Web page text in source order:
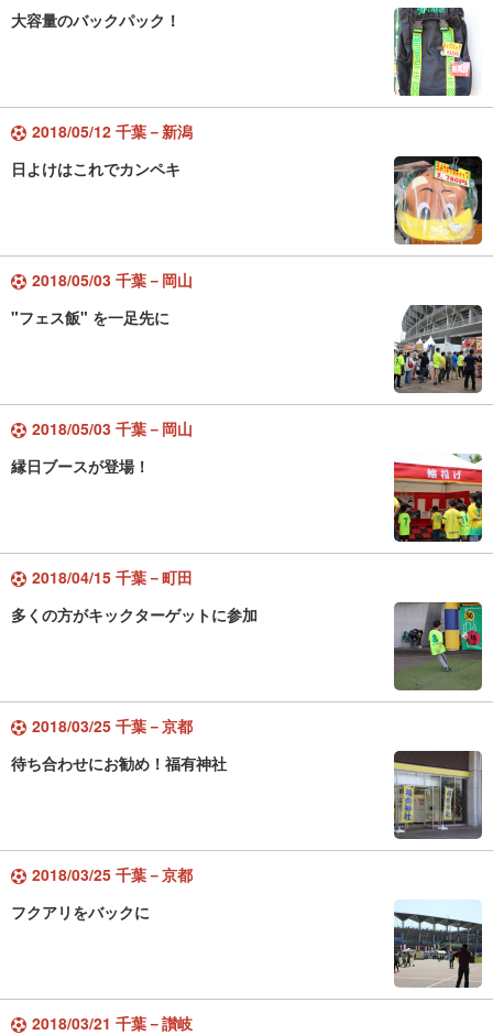
大容量のバックパック！
2018/05/12 千葉－新潟
日よけはこれでカンペキ
2018/05/03 千葉－岡山
"フェス飯" を一足先に
2018/05/03 千葉－岡山
縁日ブースが登場！
2018/04/15 千葉－町田
多くの方がキックターゲットに参加
2018/03/25 千葉－京都
待ち合わせにお勧め！福有神社
2018/03/25 千葉－京都
フクアリをバックに
2018/03/21 千葉－讃岐